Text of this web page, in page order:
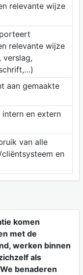
relevante wijze
relevante wijze
verslag,
aan gemaakte
en extern
van alle
en
komen
met de
werken binnen
als
benaderen